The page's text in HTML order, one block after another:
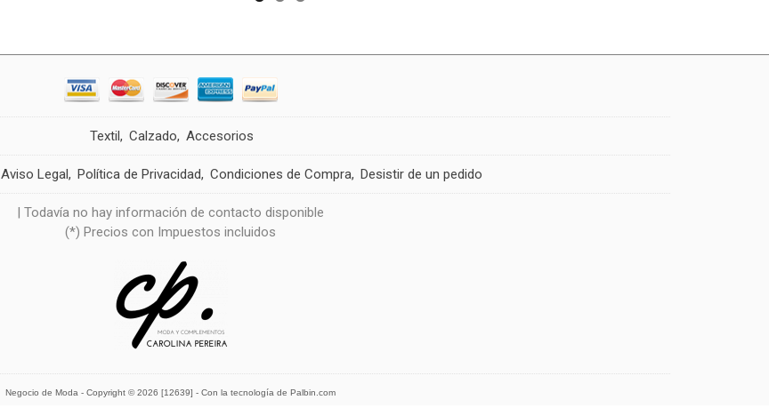
Textil Calzado Accesorios
Aviso Legal Política de Privacidad Condiciones de Compra Desistir de un pedido
| Todavía no hay información de contacto disponible
(*) Precios con Impuestos incluidos
Negocio de Moda - Copyright © 2026 [12639] - Con la tecnología de Palbin.com